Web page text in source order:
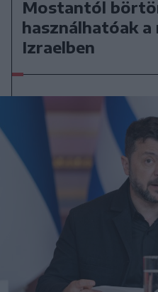
Mostantól
használhatóak
Izraelben